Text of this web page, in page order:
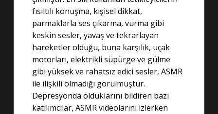
fısıltılı konuşma, kişisel dikkat,
parmaklarla ses çıkarma, vurma gibi
keskin sesler, yavaş ve tekrarlayan
hareketler olduğu, buna karşılık, uçak
motorları, elektrikli süpürge ve gülme
gibi yüksek ve rahatsız edici sesler, ASMR
ile ilişkili olmadığı görülmüştür.
Depresyonda olduklarını bildiren bazı
katılımcılar, ASMR videolarını izlerken